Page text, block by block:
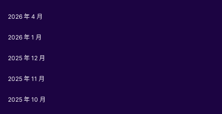
2026 年 4 月
2026 年 1 月
2025 年 12 月
2025 年 11 月
2025 年 10 月